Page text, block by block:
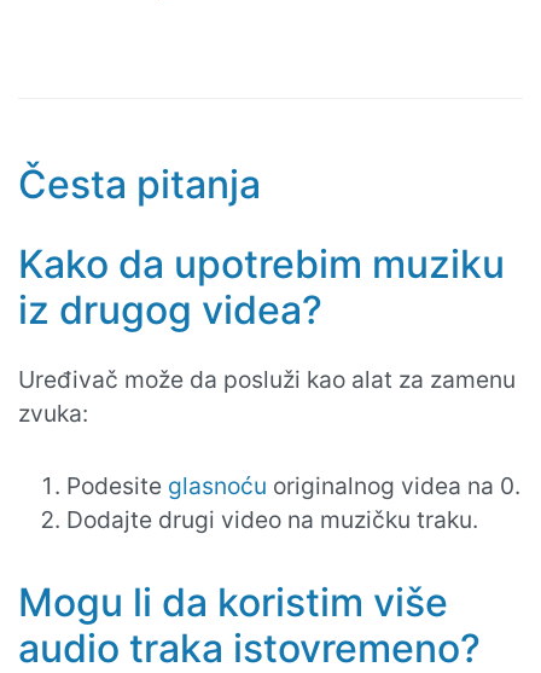
Česta pitanja
Kako da upotrebim muziku
iz drugog videa?
Uređivač može da posluži kao alat za zamenu
zvuka:
Podesite glasnoću originalnog videa na 0.
Dodajte drugi video na muzičku traku.
Mogu li da koristim više
audio traka istovremeno?